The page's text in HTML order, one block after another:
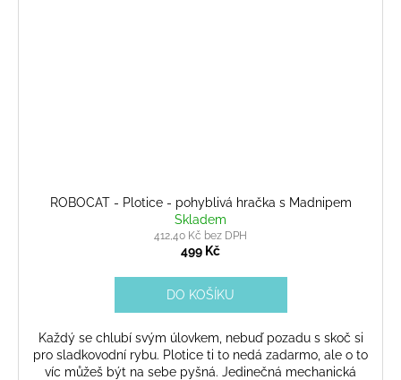
ROBOCAT - Plotice - pohyblivá hračka s Madnipem
Skladem
412,40 Kč bez DPH
499 Kč
DO KOŠÍKU
Každý se chlubí svým úlovkem, nebuď pozadu s skoč si
pro sladkovodní rybu. Plotice ti to nedá zadarmo, ale o to
víc můžeš být na sebe pyšná. Jedinečná mechanická